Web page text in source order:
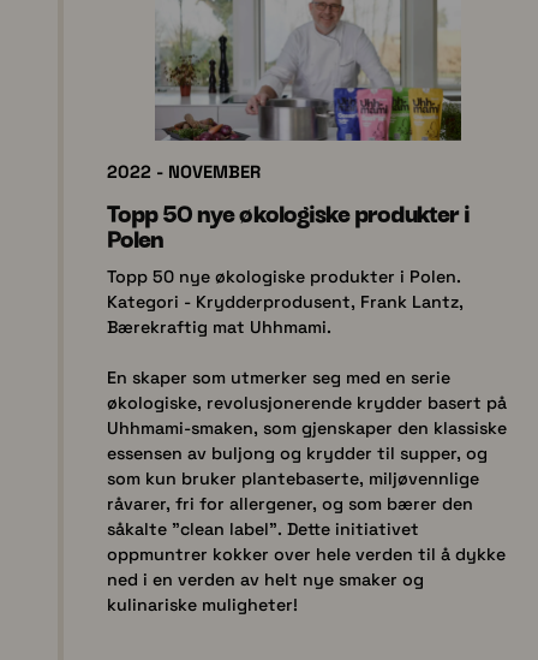
2022 - NOVEMBER
Topp 50 nye økologiske produkter i
Polen
Topp 50 nye økologiske produkter i Polen.
Kategori - Krydderprodusent, Frank Lantz,
Bærekraftig mat Uhhmami.
En skaper som utmerker seg med en serie
økologiske, revolusjonerende krydder basert på
Uhhmami-smaken, som gjenskaper den klassiske
essensen av buljong og krydder til supper, og
som kun bruker plantebaserte, miljøvennlige
råvarer, fri for allergener, og som bærer den
såkalte "clean label". Dette initiativet
oppmuntrer kokker over hele verden til å dykke
ned i en verden av helt nye smaker og
kulinariske muligheter!